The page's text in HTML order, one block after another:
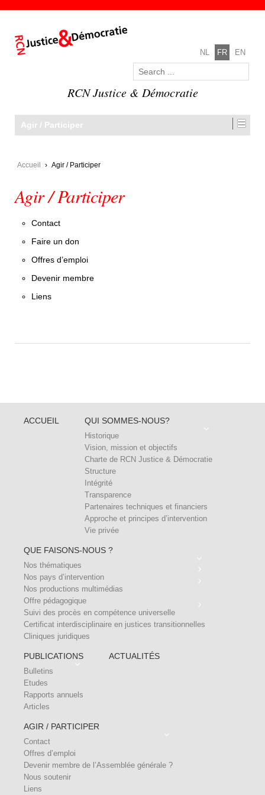
NL FR EN
RCN Justice & Démocratie
Agir / Participer
Accueil › Agir / Participer
Agir / Participer
Contact
Faire un don
Offres d’emploi
Devenir membre
Liens
ACCUEIL QUI SOMMES-NOUS?
Historique
Vision, mission et objectifs
Charte de RCN Justice & Démocratie
Structure
Intégrité
Transparence
Partenaires techniques et financiers
Approche et principes d’intervention
Vie privée
QUE FAISONS-NOUS ?
Nos thématiques
Nos pays d’intervention
Nos productions multimédias
Offre pédagogique
Suivi des procès en compétence universelle
Certificat interdisciplinaire en justices transitionnelles
Cliniques juridiques
PUBLICATIONS
Bulletins
Etudes
Rapports annuels
Articles
ACTUALITÉS
AGIR / PARTICIPER
Contact
Offres d’emploi
Devenir membre de l’Assemblée générale ?
Nous soutenir
Liens